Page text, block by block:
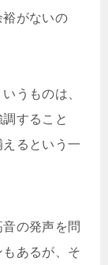
がないの
うものは、
すること
るという一
の発声を問
あるが、そ